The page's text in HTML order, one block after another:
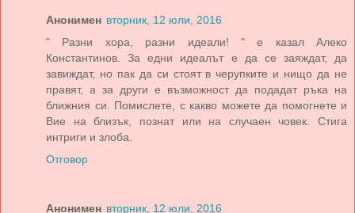
Анонимен вторник, 12 юли, 2016
" Разни хора, разни идеали! " е казал Алеко
Константинов. За едни идеалът е да се заяждат, да
завиждат, но пак да си стоят в черупките и нищо да не
правят, а за други е възможност да подадат ръка на
ближния си. Помислете, с какво можете да помогнете и
Вие на близък, познат или на случаен човек. Стига
интриги и злоба.
Отговор
Анонимен вторник, 12 юли, 2016